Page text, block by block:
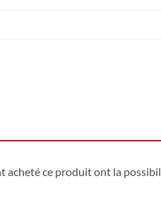
acheté ce produit ont la